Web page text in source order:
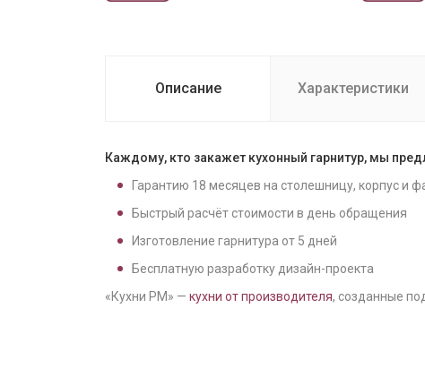
Описание Характеристики
Каждому, кто закажет кухонный гарнитур, мы
Гарантию 18 месяцев на столешницу, корпус и
Быстрый расчёт стоимости в день обращения
Изготовление гарнитура от 5 дней
Бесплатную разработку дизайн-проекта
«Кухни РМ» — кухни от производителя, созданные